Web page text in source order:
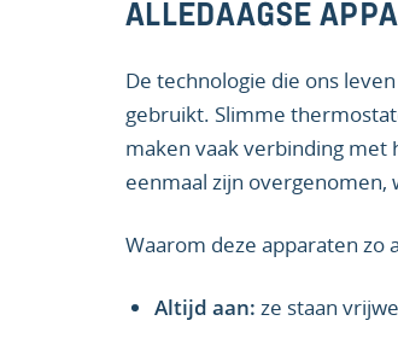
ALLEDAAGSE
De technologie die ons
gebruikt. Slimme
maken vaak verbinding met
eenmaal zijn
Waarom deze apparaten zo
Altijd aan: ze staan